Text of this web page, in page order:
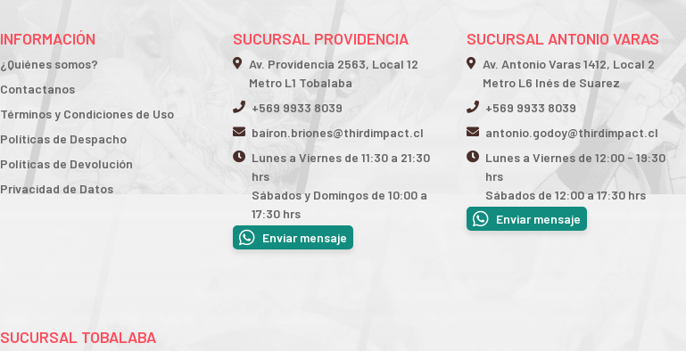
INFORMACIÓN
¿Quiénes somos?
Contactanos
Términos y Condiciones de Uso
Políticas de Despacho
Políticas de Devolución
Privacidad de Datos
SUCURSAL PROVIDENCIA
Av. Providencia 2563, Local 12
Metro L1 Tobalaba
+569 9933 8039
bairon.briones@thirdimpact.cl
Lunes a Viernes de 11:30 a 21:30
hrs
Sábados y Domingos de 10:00 a
17:30 hrs
Enviar mensaje
SUCURSAL ANTONIO VARAS
Av. Antonio Varas 1412, Local 2
Metro L6 Inés de Suarez
+569 9933 8039
antonio.godoy@thirdimpact.cl
Lunes a Viernes de 12:00 - 19:30
hrs
Sábados de 12:00 a 17:30 hrs
Enviar mensaje
SUCURSAL TOBALABA